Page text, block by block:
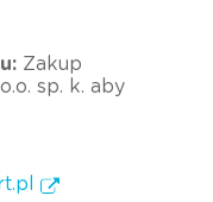
Zakup
sp. k. aby